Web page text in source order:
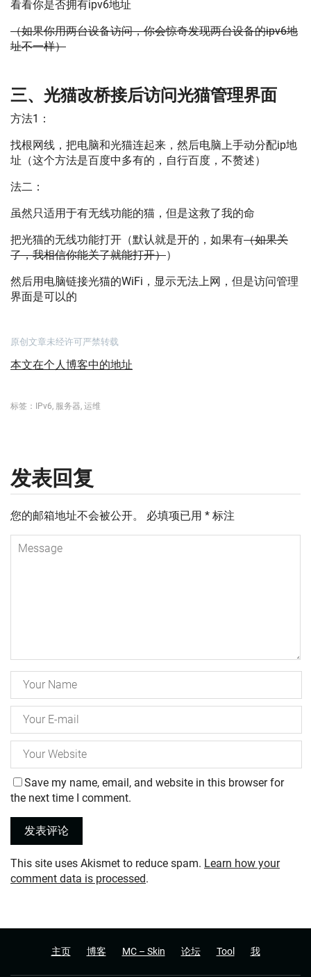
看看你是否拥有ipv6地址
（如果你用两台设备访问，你会惊奇发现两台设备的ipv6地
址不一样）
三、光猫改桥接后访问光猫管理界面
方法1：
找根网线，把电脑和光猫连起来，然后电脑上手动分配ip地
址（这个方法是百度中多有的，自行百度，不赘述）
法二：
虽然只适用于有无线功能的猫，但是这救了我的命
把光猫的无线功能打开（默认就是开的，如果有（如果关
了，我相信你能关了就能打开））
然后用电脑链接光猫的WiFi，显示无法上网，但是访问管理
界面是可以的
原创文章未经许可严禁转载
本文在个人博客中的地址
标签： IPv6, 服务器, 运维
发表回复
您的邮箱地址不会被公开。 必填项已用 * 标注
Save my name, email, and website in this browser for
the next time I comment.
This site uses Akismet to reduce spam. Learn how your
comment data is processed.
主页 博客 MC – Skin 论坛 Tool 我